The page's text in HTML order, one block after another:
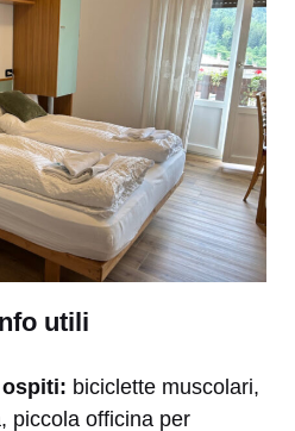
utili
biciclette muscolari,
piccola officina per